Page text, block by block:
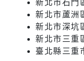
新北市石門
新北市蘆洲
新北市深坑
新北市三重
臺北縣三重